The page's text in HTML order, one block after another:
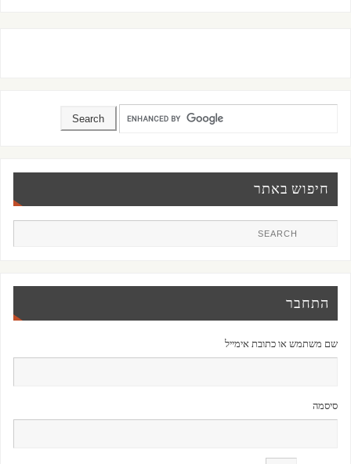
חיפוש באתר
התחבר
שם משתמש או כתובת אימייל
סיסמה